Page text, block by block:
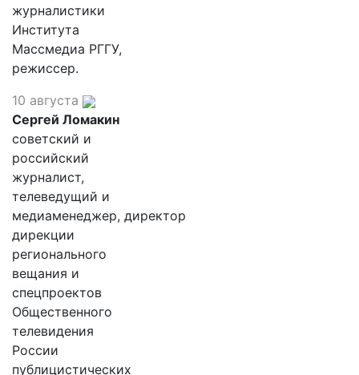
журналистики
Института
Массмедиа РГГУ,
режиссер.
10 августа
Сергей Ломакин
советский и
российский
журналист,
телеведущий и
медиаменеджер, директор
дирекции
регионального
вещания и
спецпроектов
Общественного
телевидения
России
публицистических